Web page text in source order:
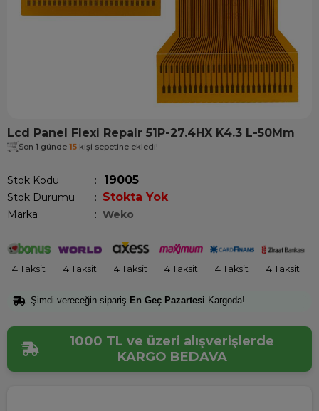
Lcd Panel Flexi Repair 51P-27.4HX K4.3 L-50Mm
Son 1 günde 15 kişi sepetine ekledi!
Stok Kodu 19005
Stok Durumu : Stokta Yok
Marka : Weko
4 Taksit 4 Taksit 4 Taksit 4 Taksit 4 Taksit 4 Taksit
Şimdi vereceğin sipariş En Geç Pazartesi Kargoda!
1000 TL ve üzeri alışverişlerde
KARGO BEDAVA